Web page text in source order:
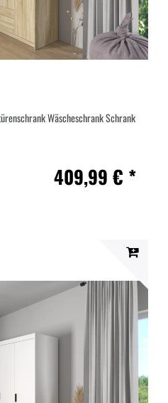
Wäscheschrank Schrank
409,99 € *